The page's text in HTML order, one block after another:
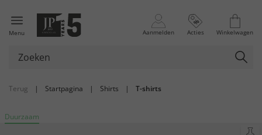
Menu Aanmelden Acties Winkelwagen
Terug | Startpagina | Shirts | T-shirts
Duurzaam